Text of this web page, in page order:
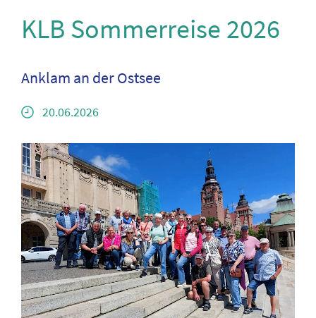
KLB Sommerreise 2026
Anklam an der Ostsee
20.06.2026